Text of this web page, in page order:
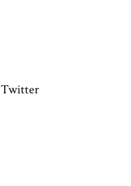
Twitter